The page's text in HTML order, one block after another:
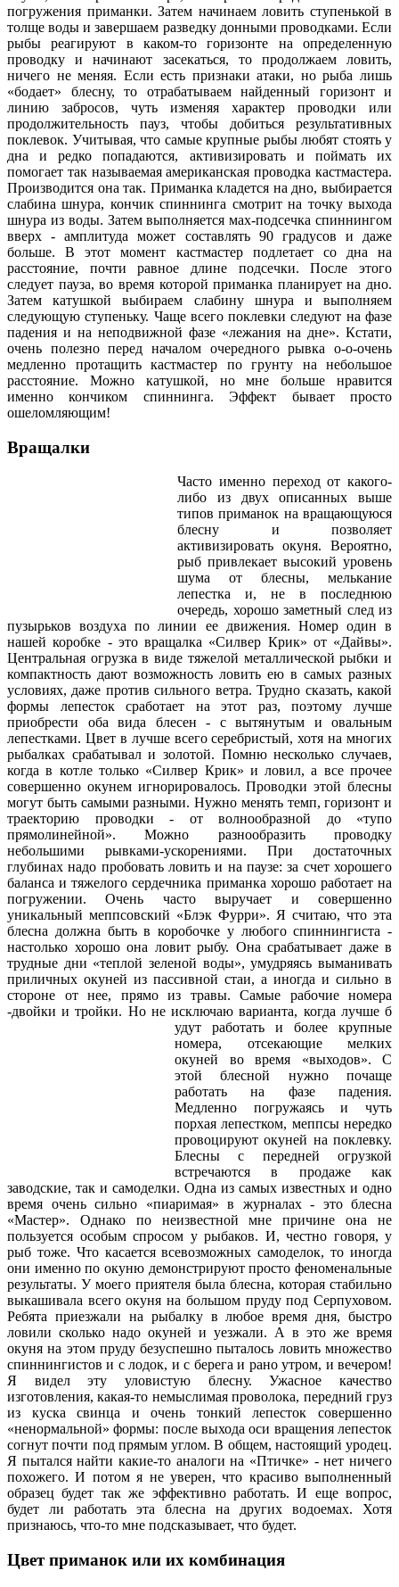
погружения приманки. Затем начинаем ловить ступенькой в
толще воды и завершаем разведку донными проводками. Если
рыбы реагируют в каком-то горизонте на определенную
проводку и начинают засекаться, то продолжаем ловить,
ничего не меняя. Если есть признаки атаки, но рыба лишь
«бодает» блесну, то отрабатываем найденный горизонт и
линию забросов, чуть изменяя характер проводки или
продолжительность пауз, чтобы добиться результативных
поклевок. Учитывая, что самые крупные рыбы любят стоять у
дна и редко попадаются, активизировать и поймать их
помогает так называемая американская проводка кастмастера.
Производится она так. Приманка кладется на дно, выбирается
слабина шнура, кончик спиннинга смотрит на точку выхода
шнура из воды. Затем выполняется мах-подсечка спиннингом
вверх - амплитуда может составлять 90 градусов и даже
больше. В этот момент кастмастер подлетает со дна на
расстояние, почти равное длине подсечки. После этого
следует пауза, во время которой приманка планирует на дно.
Затем катушкой выбираем слабину шнура и выполняем
следующую ступеньку. Чаще всего поклевки следуют на фазе
падения и на неподвижной фазе «лежания на дне». Кстати,
очень полезно перед началом очередного рывка о-о-очень
медленно протащить кастмастер по грунту на небольшое
расстояние. Можно катушкой, но мне больше нравится
именно кончиком спиннинга. Эффект бывает просто
ошеломляющим!
Вращалки
Часто именно переход от какого-
либо из двух описанных выше
типов приманок на вращающуюся
блесну и позволяет
активизировать окуня. Вероятно,
рыб привлекает высокий уровень
шума от блесны, мелькание
лепестка и, не в последнюю
очередь, хорошо заметный след из
пузырьков воздуха по линии ее движения. Номер один в
нашей коробке - это вращалка «Силвер Крик» от «Дайвы».
Центральная огрузка в виде тяжелой металлической рыбки и
компактность дают возможность ловить ею в самых разных
условиях, даже против сильного ветра. Трудно сказать, какой
формы лепесток сработает на этот раз, поэтому лучше
приобрести оба вида блесен - с вытянутым и овальным
лепестками. Цвет в лучше всего серебристый, хотя на многих
рыбалках срабатывал и золотой. Помню несколько случаев,
когда в котле только «Силвер Крик» и ловил, а все прочее
совершенно окунем игнорировалось. Проводки этой блесны
могут быть самыми разными. Нужно менять темп, горизонт и
траекторию проводки - от волнообразной до «тупо
прямолинейной». Можно разнообразить проводку
небольшими рывками-ускорениями. При достаточных
глубинах надо пробовать ловить и на паузе: за счет хорошего
баланса и тяжелого сердечника приманка хорошо работает на
погружении. Очень часто выручает и совершенно
уникальный меппсовский «Блэк Фурри». Я считаю, что эта
блесна должна быть в коробочке у любого спиннингиста -
настолько хорошо она ловит рыбу. Она срабатывает даже в
трудные дни «теплой зеленой воды», умудряясь выманивать
приличных окуней из пассивной стаи, а иногда и сильно в
стороне от нее, прямо из травы. Самые рабочие номера
-двойки и тройки. Но не исключаю варианта, когда лучше б
удут работать и более крупные
номера, отсекающие мелких
окуней во время «выходов». С
этой блесной нужно почаще
работать на фазе падения.
Медленно погружаясь и чуть
порхая лепестком, меппсы нередко
провоцируют окуней на поклевку.
Блесны с передней огрузкой
встречаются в продаже как
заводские, так и самоделки. Одна из самых известных и одно
время очень сильно «пиаримая» в журналах - это блесна
«Мастер». Однако по неизвестной мне причине она не
пользуется особым спросом у рыбаков. И, честно говоря, у
рыб тоже. Что касается всевозможных самоделок, то иногда
они именно по окуню демонстрируют просто феноменальные
результаты. У моего приятеля была блесна, которая стабильно
выкашивала всего окуня на большом пруду под Серпуховом.
Ребята приезжали на рыбалку в любое время дня, быстро
ловили сколько надо окуней и уезжали. А в это же время
окуня на этом пруду безуспешно пыталось ловить множество
спиннингистов и с лодок, и с берега и рано утром, и вечером!
Я видел эту уловистую блесну. Ужасное качество
изготовления, какая-то немыслимая проволока, передний груз
из куска свинца и очень тонкий лепесток совершенно
«ненормальной» формы: после выхода оси вращения лепесток
согнут почти под прямым углом. В общем, настоящий уродец.
Я пытался найти какие-то аналоги на «Птичке» - нет ничего
похожего. И потом я не уверен, что красиво выполненный
образец будет так же эффективно работать. И еще вопрос,
будет ли работать эта блесна на других водоемах. Хотя
признаюсь, что-то мне подсказывает, что будет.
Цвет приманок или их комбинация